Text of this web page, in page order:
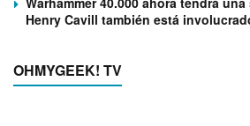
Henry Cavill también está
OHMYGEEK! TV